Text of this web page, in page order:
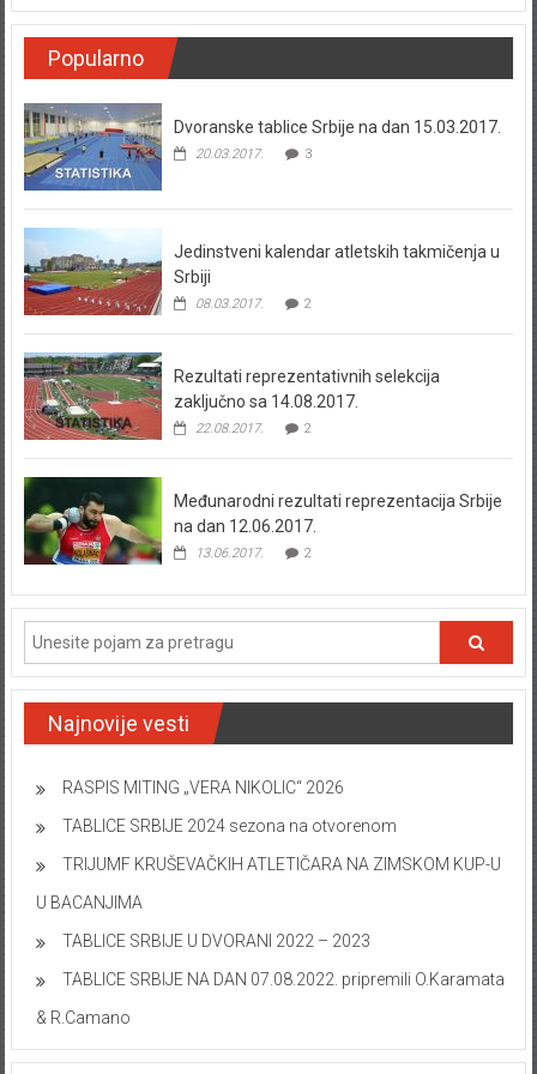
Popularno
Dvoranske tablice Srbije na dan 15.03.2017.
20.03.2017. 3
Jedinstveni kalendar atletskih takmičenja u
Srbiji
08.03.2017. 2
Rezultati reprezentativnih selekcija
zaključno sa 14.08.2017.
22.08.2017. 2
Međunarodni rezultati reprezentacija Srbije
na dan 12.06.2017.
13.06.2017. 2
Najnovije vesti
RASPIS MITING „VERA NIKOLIC“ 2026
TABLICE SRBIJE 2024 sezona na otvorenom
TRIJUMF KRUŠEVAČKIH ATLETIČARA NA ZIMSKOM KUP-U
U BACANJIMA
TABLICE SRBIJE U DVORANI 2022 – 2023
TABLICE SRBIJE NA DAN 07.08.2022. pripremili O.Karamata
& R.Camano